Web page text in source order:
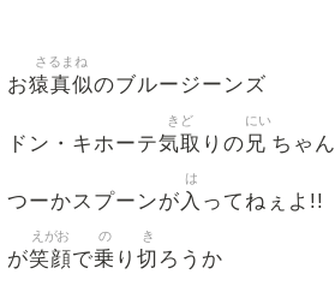
お猿真似
さるまね
のブルージーンズ
ドン・キホーテ気取
きど
りの 兄
にい
ちゃん
つーかスプーンが入
は
ってねぇよ!!
が笑顔
えがお
で乗
の
り 切
き
ろうか